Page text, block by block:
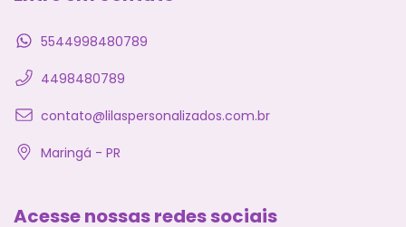
5544998480789
4498480789
contato@lilaspersonalizados.com.br
Maringá - PR
Acesse nossas redes sociais